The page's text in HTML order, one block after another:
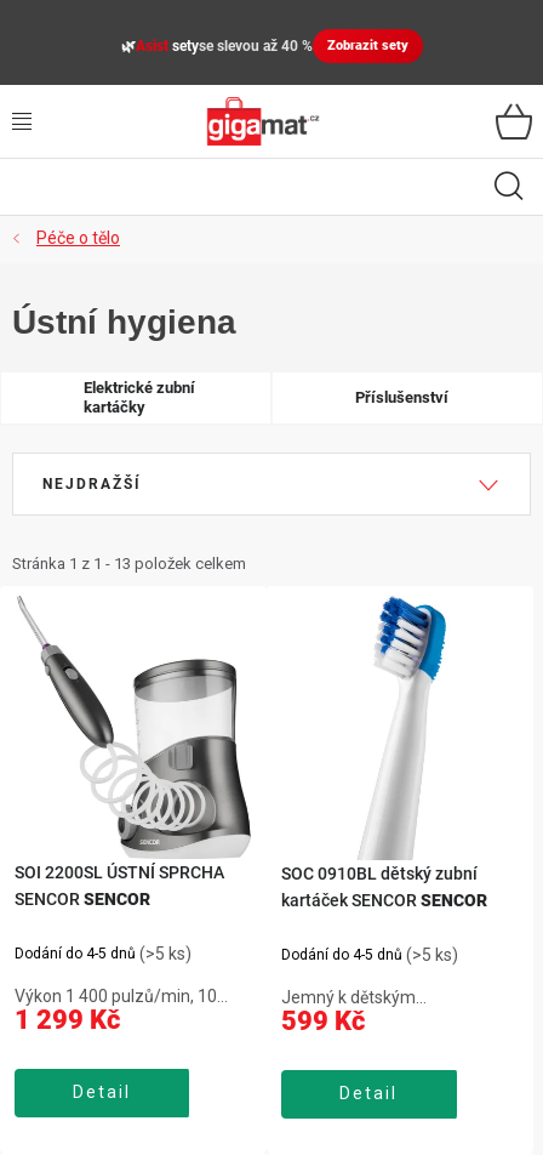
🌿Asistsetyse slevou až 40 % Zobrazit sety
ZAHRADA
SPORT, OUTDOOR
GIGA CENY
NOVINKY
OSTATNÍ
Péče o tělo
Ústní hygiena
Elektrické zubní
kartáčky
Příslušenství
Stránka 1 z 1 - 13 položek celkem
e
n
t
ů
NEJDRAŽŠÍ
V
d
u
k
ů
SOI 2200SL ÚSTNÍ SPRCHA
SENCOR SENCOR
Dodání do 4-5 dnů (>5 ks)
1 299 Kč
Detail
Výkon 1 400 pulzů/min, 10
úrovní tlaku,objem 600 ml, 360°
on/off na rukojeti,výměnné
nástavce, masáž dásní, vhodná
pro rovnátka a mostkySOI
SOC 0910BL dětský zubní
kartáček SENCOR SENCOR
Dodání do 4-5 dnů (>5 ks)
599 Kč
Detail
Jemný k dětským
dásním,kompaktní
rukojeť,výměnná hlavice,hravý
design motivuje k
pravidelnému čištěníSOC